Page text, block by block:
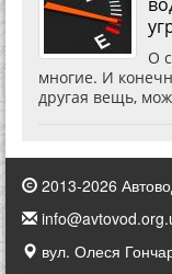
О
многие. И
другая вещь,
2013-2026
вул. Олеся